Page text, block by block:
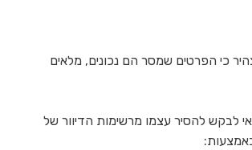
כי הפרטים שמסר הם נכונים, מלאים
לבקש להסיר עצמו מרשימות הדיוור של